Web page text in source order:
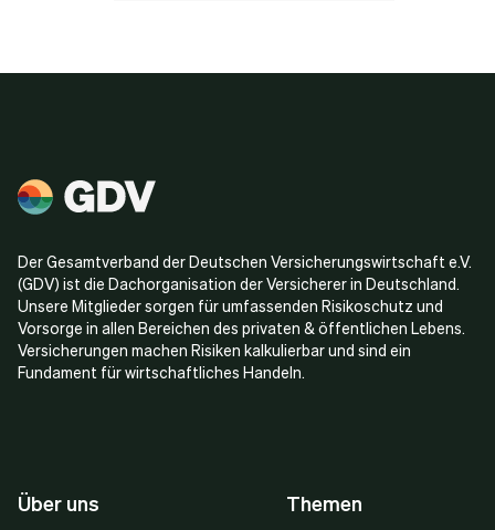
Der Gesamtverband der Deutschen Versicherungswirtschaft e.V.
(GDV) ist die Dachorganisation der Versicherer in Deutschland.
Unsere Mitglieder sorgen für umfassenden Risikoschutz und
Vorsorge in allen Bereichen des privaten & öffentlichen Lebens.
Versicherungen machen Risiken kalkulierbar und sind ein
Fundament für wirtschaftliches Handeln.
Über uns Themen